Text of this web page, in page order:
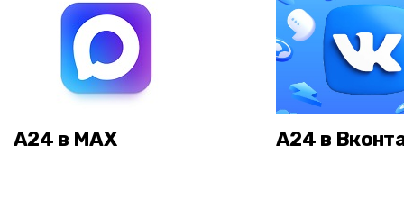
А24 в MAX А24 в